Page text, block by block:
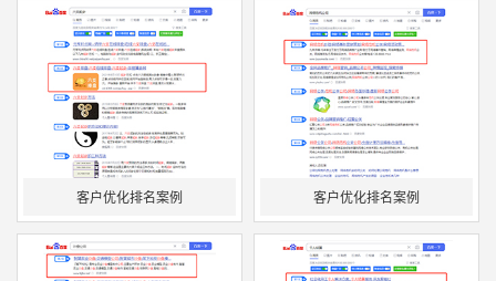
客户优化排名案例 客户优化排名案例